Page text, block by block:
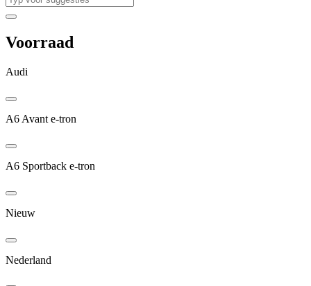
Voorraad
Audi
A6 Avant e-tron
A6 Sportback e-tron
Nieuw
Nederland